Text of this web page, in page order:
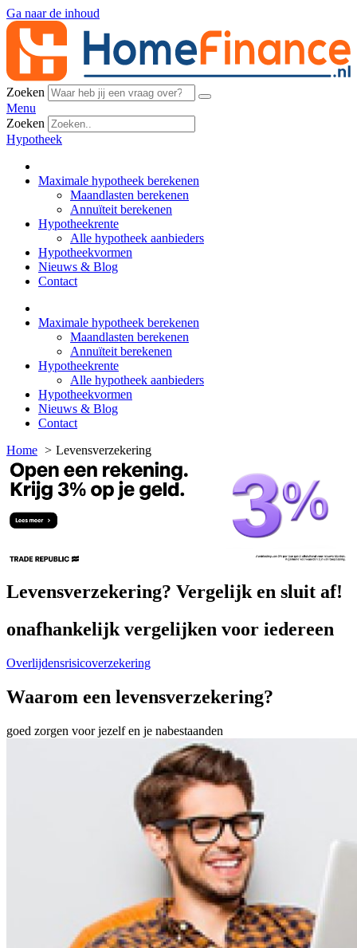
Ga naar de inhoud
Zoeken
Menu
Zoeken
Hypotheek
Maximale hypotheek berekenen
Maandlasten berekenen
Annuïteit berekenen
Hypotheekrente
Alle hypotheek aanbieders
Hypotheekvormen
Nieuws & Blog
Contact
Maximale hypotheek berekenen
Maandlasten berekenen
Annuïteit berekenen
Hypotheekrente
Alle hypotheek aanbieders
Hypotheekvormen
Nieuws & Blog
Contact
Home
Levensverzekering
Levensverzekering? Vergelijk en sluit af!
onafhankelijk vergelijken voor iedereen
Overlijdensrisicoverzekering
Waarom een levensverzekering?
goed zorgen voor jezelf en je nabestaanden